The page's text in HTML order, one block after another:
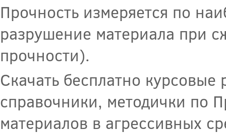
Прочность измеряется по
разрушение материала при
прочности).
Скачать бесплатно
справочники, методички по
материалов в агрессивных